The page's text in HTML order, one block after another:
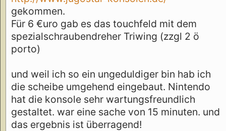
gekommen.
Für 6 €uro gab es das touchfeld mit dem
spezialschraubendreher Triwing (zzgl 2 ö
porto)
und weil ich so ein ungeduldiger bin hab ich
die scheibe umgehend eingebaut. Nintendo
hat die konsole sehr wartungsfreundlich
gestaltet. war eine sache von 15 minuten. und
das ergebnis ist überragend!